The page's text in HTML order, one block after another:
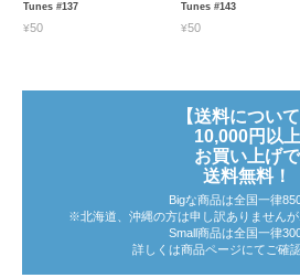
Tunes #137
¥50
Tunes #143
¥50
【送料について
10,000円以上
お買い上げで
送料無料！
Bigな商品は全国一律
※北海道、沖縄の方は申し訳ありませんが
Small商品は全国一律300
詳しくは商品ページにてご確認